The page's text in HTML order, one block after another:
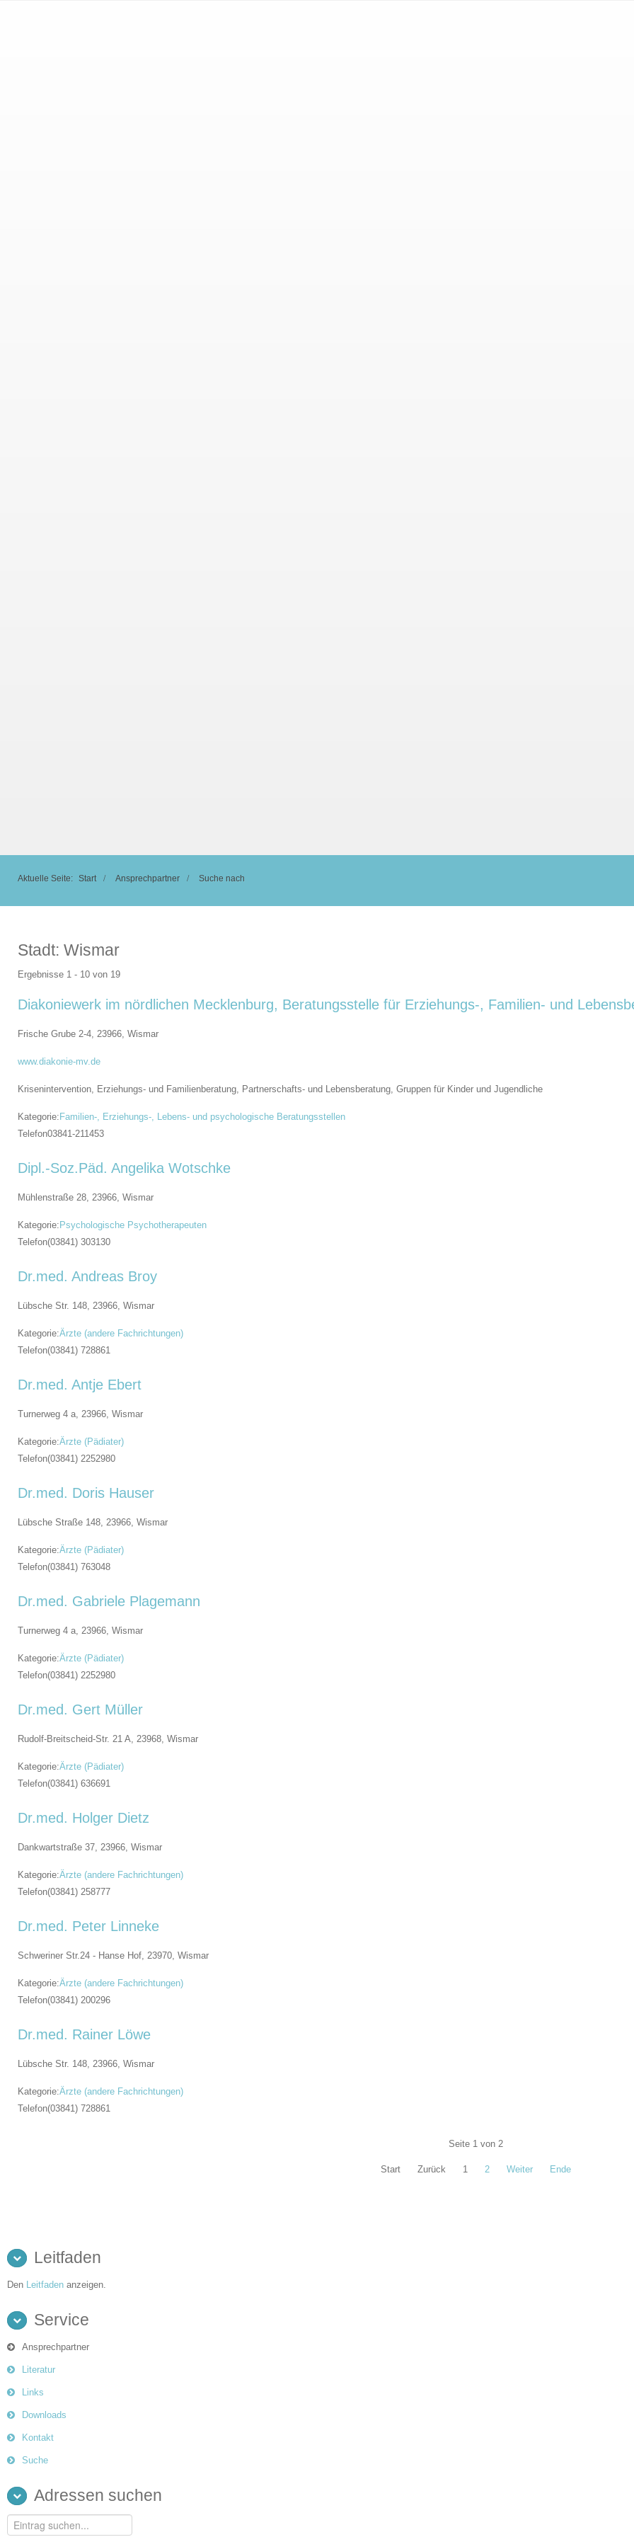
Aktuelle Seite: Start Ansprechpartner Suche nach
Stadt: Wismar
Ergebnisse 1 - 10 von 19
Diakoniewerk im nördlichen Mecklenburg, Beratungsstelle für Erziehungs-, Familien- und
Frische Grube 2-4, 23966, Wismar
www.diakonie-mv.de
Krisenintervention, Erziehungs- und Familienberatung, Partnerschafts- und Lebensberatung, Gruppen für Kinder und Jugendliche
Kategorie: Familien-, Erziehungs-, Lebens- und psychologische Beratungsstellen
Telefon03841-211453
Dipl.-Soz.Päd. Angelika Wotschke
Mühlenstraße 28, 23966, Wismar
Kategorie: Psychologische Psychotherapeuten
Telefon(03841) 303130
Dr.med. Andreas Broy
Lübsche Str. 148, 23966, Wismar
Kategorie:Ärzte (andere Fachrichtungen)
Telefon(03841) 728861
Dr.med. Antje Ebert
Turnerweg 4 a, 23966, Wismar
Kategorie:Ärzte (Pädiater)
Telefon(03841) 2252980
Dr.med. Doris Hauser
Lübsche Straße 148, 23966, Wismar
Kategorie:Ärzte (Pädiater)
Telefon(03841) 763048
Dr.med. Gabriele Plagemann
Turnerweg 4 a, 23966, Wismar
Kategorie:Ärzte (Pädiater)
Telefon(03841) 2252980
Dr.med. Gert Müller
Rudolf-Breitscheid-Str. 21 A, 23968, Wismar
Kategorie:Ärzte (Pädiater)
Telefon(03841) 636691
Dr.med. Holger Dietz
Dankwartstraße 37, 23966, Wismar
Kategorie:Ärzte (andere Fachrichtungen)
Telefon(03841) 258777
Dr.med. Peter Linneke
Schweriner Str.24 - Hanse Hof, 23970, Wismar
Kategorie:Ärzte (andere Fachrichtungen)
Telefon(03841) 200296
Dr.med. Rainer Löwe
Lübsche Str. 148, 23966, Wismar
Kategorie:Ärzte (andere Fachrichtungen)
Telefon(03841) 728861
Seite 1 von 2
Start Zurück 1 2 Weiter Ende
Leitfaden
Den Leitfaden anzeigen.
Service
Ansprechpartner
Literatur
Links
Downloads
Kontakt
Suche
Adressen suchen